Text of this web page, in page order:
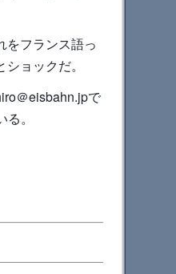
をフランス語っ
ョックだ。
＠eisbahn.jpで
。